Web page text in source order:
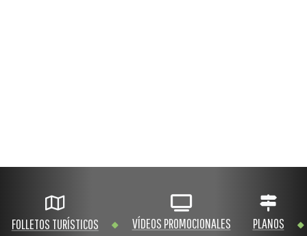
FOLLETOS TURÍSTICOS VÍDEOS PROMOCIONALES PLANOS